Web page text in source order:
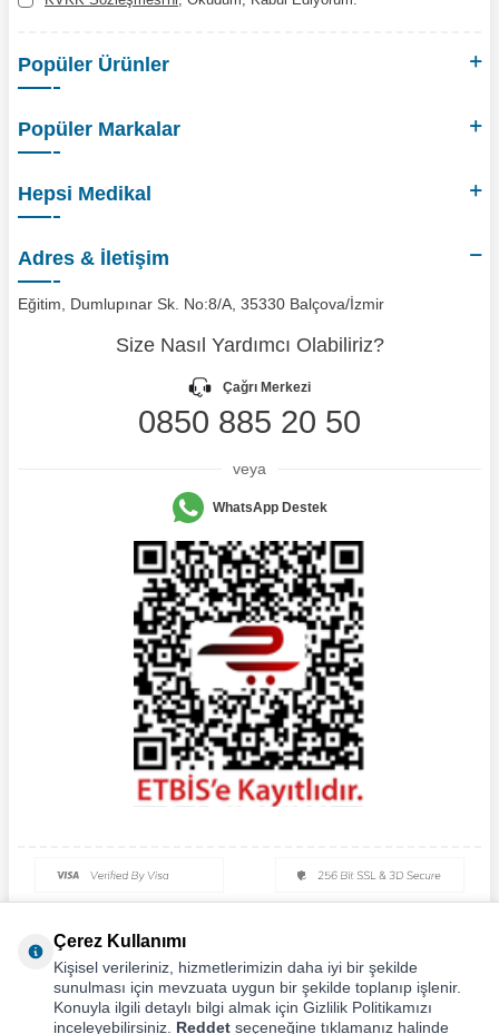
Popüler Ürünler
Popüler Markalar
Hepsi Medikal
Adres & İletişim
Eğitim, Dumlupınar Sk. No:8/A, 35330 Balçova/İzmir
Size Nasıl Yardımcı Olabiliriz?
Çağrı Merkezi
0850 885 20 50
veya
WhatsApp Destek
Çerez Kullanımı
Kişisel verileriniz, hizmetlerimizin daha iyi bir şekilde
sunulması için mevzuata uygun bir şekilde toplanıp işlenir.
Konuyla ilgili detaylı bilgi almak için Gizlilik Politikamızı
inceleyebilirsiniz. Reddet seçeneğine tıklamanız halinde